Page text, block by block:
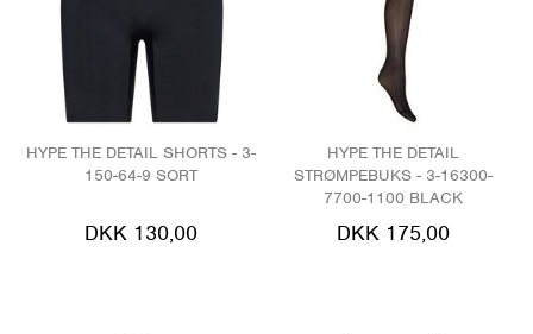
HYPE THE DETAIL SHORTS - 3-
150-64-9 SORT
DKK 130,00
HYPE THE DETAIL
STRØMPEBUKS - 3-16300-
7700-1100 BLACK
DKK 175,00